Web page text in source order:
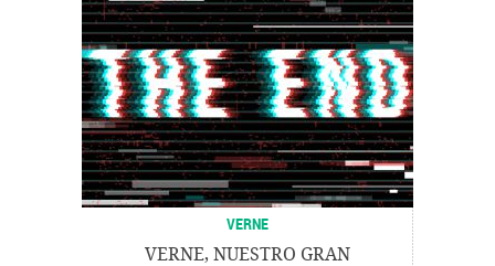
VERNE
VERNE, NUESTRO GRAN